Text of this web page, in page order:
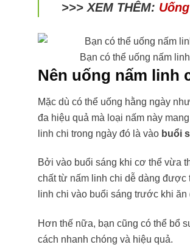
>>> XEM THÊM:
Bạn có thể uống nấm
Nên uống nấm linh
Mặc dù có thể uống hằng ngày
đa hiệu quả mà loại nấm này
linh chi trong ngày đó là vào buổi
Bởi vào buổi sáng khi cơ thể vừa
chất từ nấm linh chi dễ dàng được
linh chi vào buổi sáng trước khi
Hơn thế nữa, bạn cũng có thể bổ
cách nhanh chóng và hiệu quả.